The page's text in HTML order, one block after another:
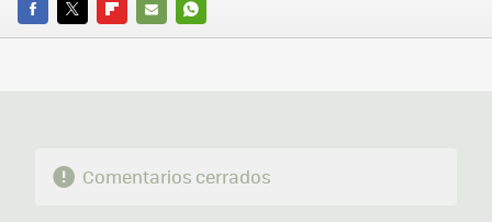
FACEBOOK
TWITTERFLIPBOARD
E-
WHATSAPP
Comentarios cerrados